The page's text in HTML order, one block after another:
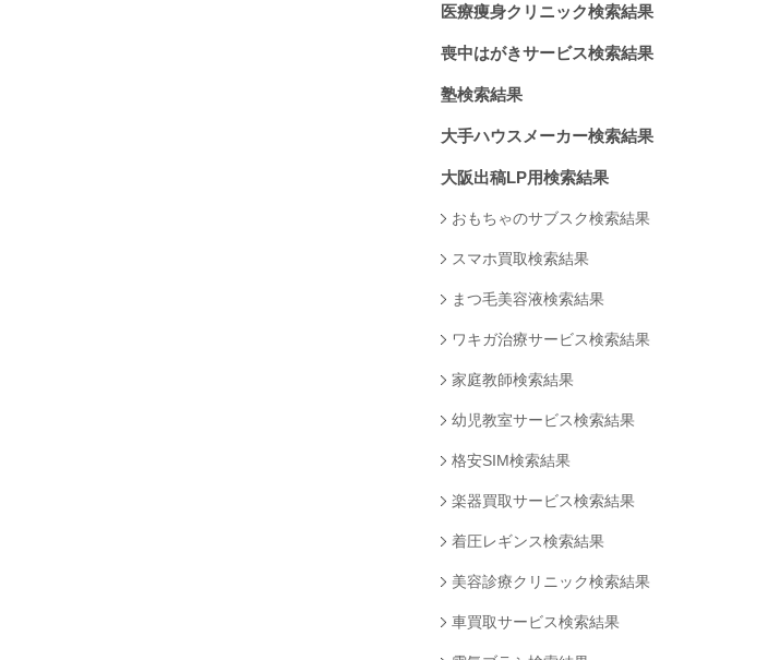
医療痩身クリニック検索結果
喪中はがきサービス検索結果
塾検索結果
大手ハウスメーカー検索結果
大阪出稿LP用検索結果
おもちゃのサブスク検索結果
スマホ買取検索結果
まつ毛美容液検索結果
ワキガ治療サービス検索結果
家庭教師検索結果
幼児教室サービス検索結果
格安SIM検索結果
楽器買取サービス検索結果
着圧レギンス検索結果
美容診療クリニック検索結果
車買取サービス検索結果